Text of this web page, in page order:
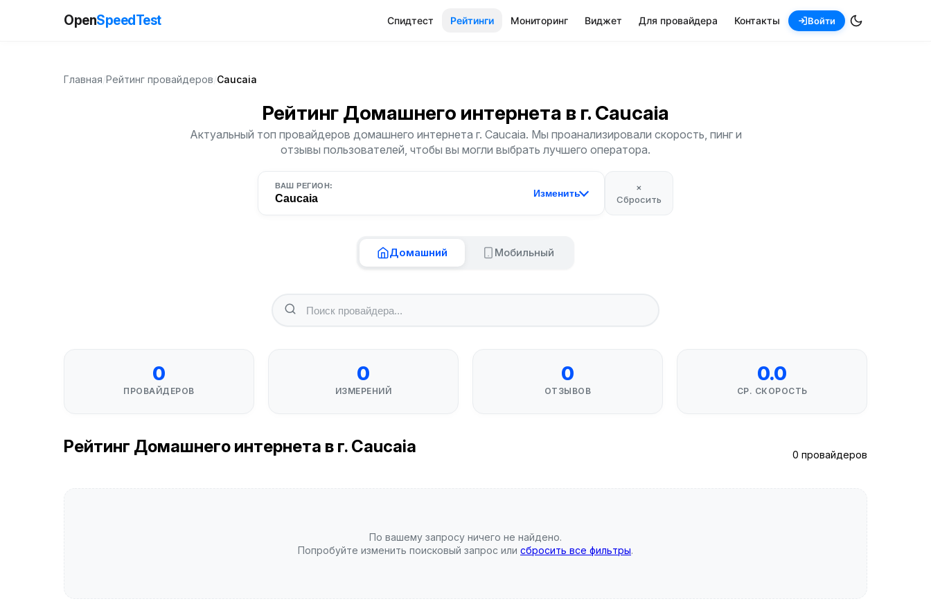
OpenSpeedTest Спидтест Рейтинги Мониторинг Виджет Для провайдера Контакты Войти
Главная Рейтинг провайдеров Caucaia
Рейтинг Домашнего интернета в г. Caucaia
Актуальный топ провайдеров домашнего интернета г. Caucaia. Мы проанализировали скорость, пинг и
отзывы пользователей, чтобы вы могли выбрать лучшего оператора.
ВАШ РЕГИОН:
Caucaia Изменить
×
Сбросить
Домашний Мобильный
0
ПРОВАЙДЕРОВ
0
ИЗМЕРЕНИЙ
0
ОТЗЫВОВ
0.0
СР. СКОРОСТЬ
Рейтинг Домашнего интернета в г. Caucaia 0 провайдеров
По вашему запросу ничего не найдено.
Попробуйте изменить поисковый запрос или сбросить все фильтры.